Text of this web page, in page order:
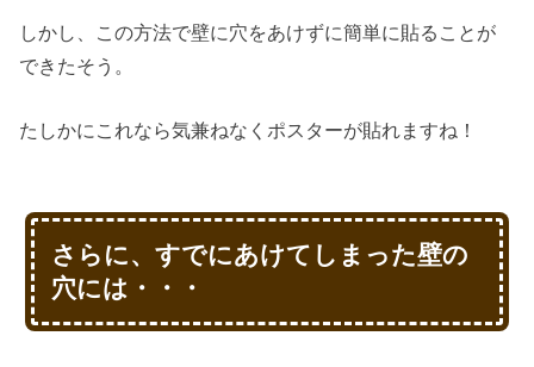
しかし、この方法で壁に穴をあけずに簡単に貼ることが
できたそう。
たしかにこれなら気兼ねなくポスターが貼れますね！
さらに、すでにあけてしまった壁の
穴には・・・